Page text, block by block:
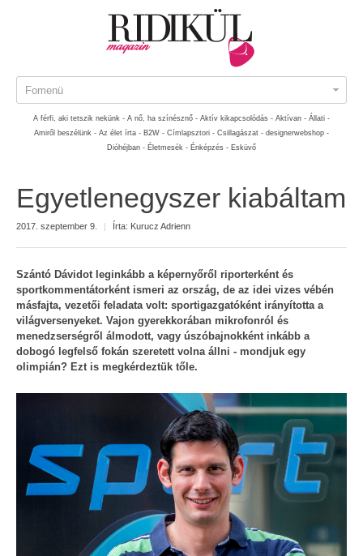
Fomenü
A férfi, aki tetszik nekünk - A nő, ha színésznő - Aktív kikapcsolódás - Aktívan - Állati -
Amiről beszélünk - Az élet írta - B2W - Címlapsztori - Csillagászat - designerwebshop -
Dióhéjban - Életmesék - Énképzés - Esküvő
Egyetlenegyszer kiabáltam
2017. szeptember 9. | Írta: Kurucz Adrienn
Szántó Dávidot leginkább a képernyőről riporterként és
sportkommentátorként ismeri az ország, de az idei vizes vébén
másfajta, vezetői feladata volt: sportigazgatóként irányította a
világversenyeket. Vajon gyerekkorában mikrofonról és
menedzserségről álmodott, vagy úszóbajnokként inkább a
dobogó legfelső fokán szeretett volna állni - mondjuk egy
olimpián? Ezt is megkérdeztük tőle.